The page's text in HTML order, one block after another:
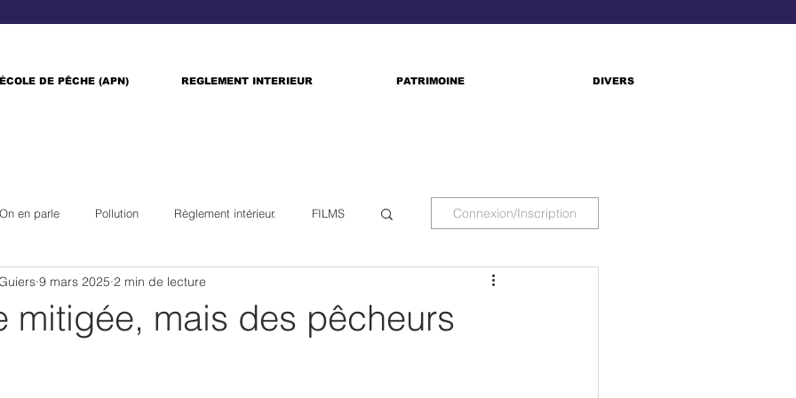
ÉCOLE DE PÊCHE (APN) REGLEMENT INTERIEUR PATRIMOINE DIVERS
On en parle Pollution Règlement intérieur. FILMS Connexion/Inscription
mitigée, mais des pêcheurs
9 mars 2025 2 min de lecture